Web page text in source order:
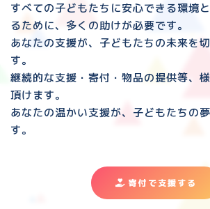
すべての子どもたちに安心できる環境と
るために、多くの助けが必要です。
あなたの支援が、子どもたちの未来を
す。
継続的な支援・寄付・物品の提供等、
頂けます。
あなたの温かい支援が、子どもたちの
す。
寄付で支援する